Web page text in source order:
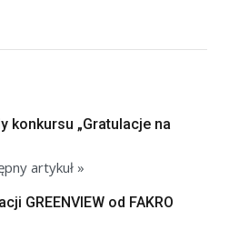
konkursu „Gratulacje na
artykuł »
GREENVIEW od FAKRO